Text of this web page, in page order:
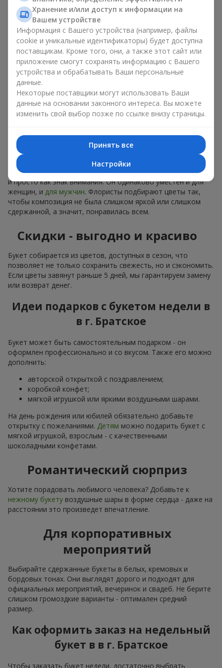
оригинально. Каждый раз - уникальная сезонная
композиция с новым настроением.
Ограниченное время действия
Предложение действует только 7 дней. Оно полностью
уникально, и аналогов вы не найдете нигде. Это как
дизайнерская вещь, которую хотят все, но могут
позволить себе немногие. В случае с букетом недели цена
доступна для каждого.
случай в в г. Братское
Универсальный букет подойдет и как
рожденияблизкому человеку, и как поздравление коллеге,
и просто как знак внимания. Он одинаково уместен и для
женщин, и для мужчин. Флористы подбирают цветы так,
чтобы композиция не была слишком яркой или слишком
сдержанной, а значит, понравилась всем.
Скидки - выгодно и красиво
Букет собирается из цветов, доступных в сезон, что
позволяет не только сохранить свежесть, но и сэкономить.
Если цветы завянут раньше 5 дней, мы гарантируем замену
или возврат денег.
Идеи подарков с букетом недели в
в г. Братское
Букет может быть самостоятельным подарком - он
оформлен профессионально и со вкусом. Также его можно
дополнить:
авторской открыткой с поздравлением;
коробкой конфет;
мягкой игрушкой или яркими воздушными шарами.
На день рождения или юбилей обязательно добавьте
открытку с пожеланиями. Детям можно подарить букет с
мягкой игрушкой, взрослым - с качественными
шоколадными конфетами.
Романтический сюрприз
Хотите порадовать любимого человека? Добавьте к
нежному букету воздушные шары в форме сердца - даже на
расстоянии это произведет впечатление.
Для корпоративных
мероприятий
Выбирайте сдержанные букеты в белых, кремовых и
бордовых тонах. Они выглядят дорого и подходят для
официальных мероприятий, вечеринок и свадеб. Не берите
слишком громоздкие варианты - оптимален средний
размер.
Как оформить заказ на недельный
букет в в г. Братское
Чтобы заказать букет недели, достаточно выбрать
Хранение и/или доступ к информации на
Вашем устройстве
Информация с Вашего устройства (например, файлы
cookie и уникальные идентификаторы) будет доступна
поставщикам. Кроме того, они, а также этот сайт или
приложение смогут сохранять информацию с Вашего
устройства и обрабатывать Ваши персональные
данные.
Некоторые поставщики могут использовать Ваши
данные на основании законного интереса. Вы можете
изменить свой выбор позже по ссылке внизу страницы.
Принять все
Настройки